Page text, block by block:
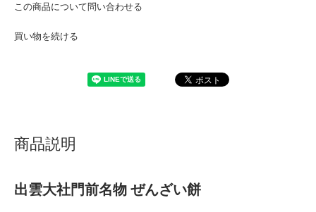
この商品について問い合わせる
買い物を続ける
商品説明
出雲大社門前名物 ぜんざい餅